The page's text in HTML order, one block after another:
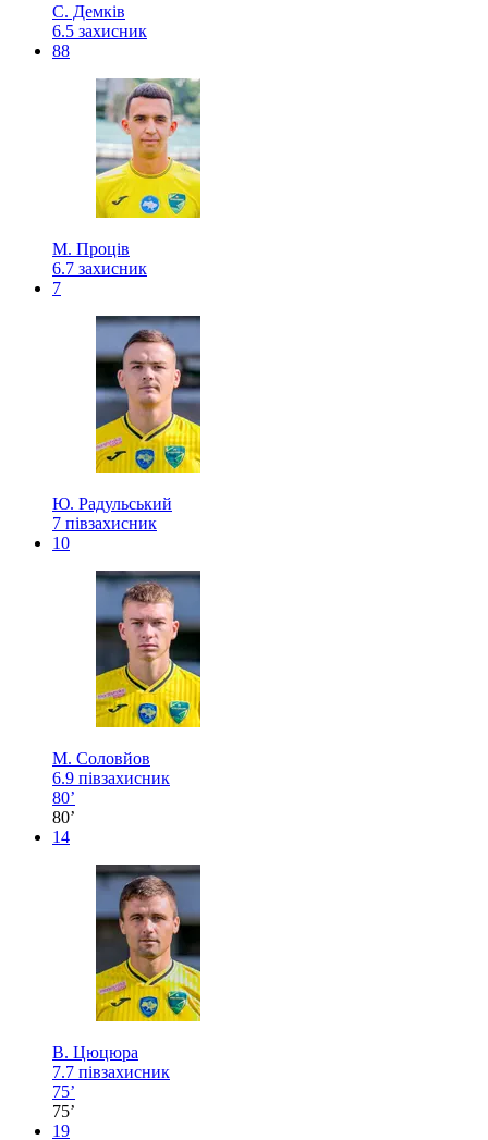
С. Демків
6.5 захисник
88
М. Проців
6.7 захисник
7
Ю. Радульський
7 півзахисник
10
М. Соловйов
6.9 півзахисник
80’
80’
14
В. Цюцюра
7.7 півзахисник
75’
75’
19